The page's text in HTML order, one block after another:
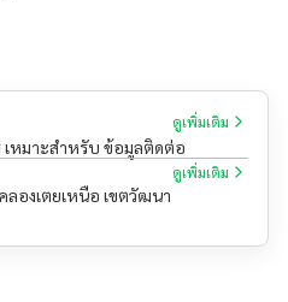
ดูเพิ่มเติม
เหมาะสำหรับ ข้อมูลติดต่อ
ดูเพิ่มเติม
ลองเตยเหนือ เขตวัฒนา